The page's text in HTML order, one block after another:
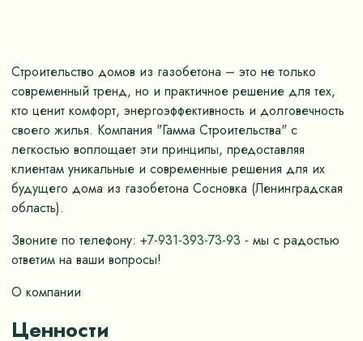
Строительство домов из газобетона – это не только
современный тренд, но и практичное решение для тех,
кто ценит комфорт, энергоэффективность и долговечность
своего жилья. Компания "Гамма Строительства" с
легкостью воплощает эти принципы, предоставляя
клиентам уникальные и современные решения для их
будущего дома из газобетона Сосновка (Ленинградская
область).
Звоните по телефону: +7-931-393-73-93 - мы с радостью
ответим на ваши вопросы!
О компании
Ценности